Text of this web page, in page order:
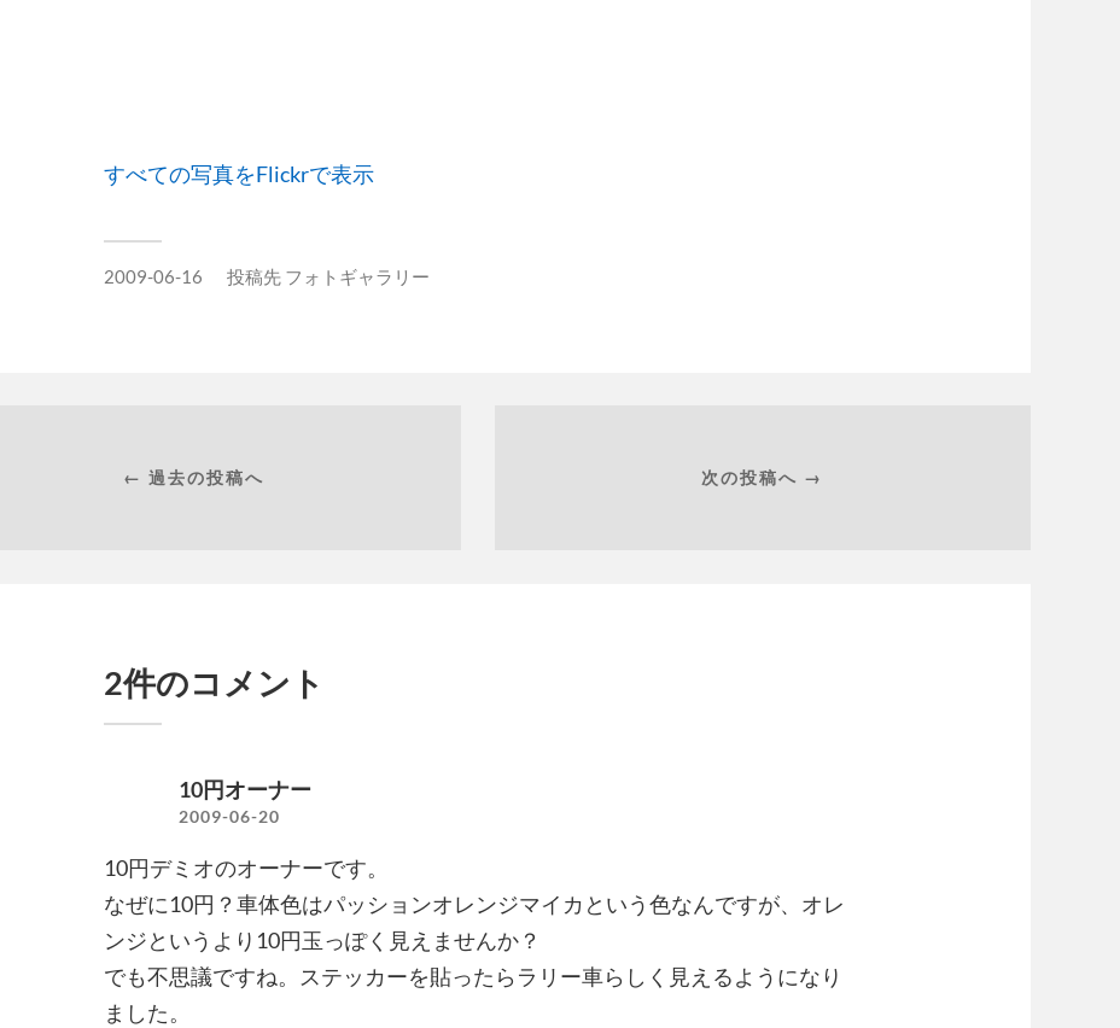
すべての写真をFlickrで表示
2009-06-16 投稿先 フォトギャラリー
← 過去の投稿へ 次の投稿へ →
2件のコメント
10円オーナー
2009-06-20
10円デミオのオーナーです。
なぜに10円？車体色はパッションオレンジマイカという色なんですが、オレ
ンジというより10円玉っぽく見えませんか？
でも不思議ですね。ステッカーを貼ったらラリー車らしく見えるようになり
ました。